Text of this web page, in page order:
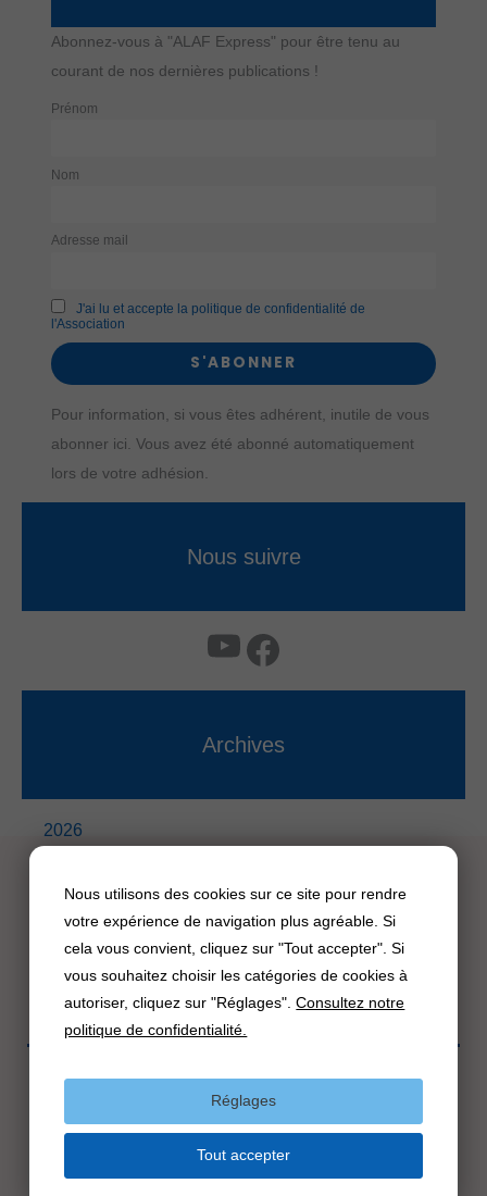
Abonnez-vous à "ALAF Express" pour être tenu au
courant de nos dernières publications !
Prénom
Nom
Adresse mail
J'ai lu et accepte la politique de confidentialité de
l'Association
Pour information, si vous êtes adhérent, inutile de vous
abonner ici. Vous avez été abonné automatiquement
lors de votre adhésion.
Nous suivre
YouTube Facebook
Archives
2026
2023
2022
2021
Politique de confidentialité
Facebook
Nous utilisons des cookies sur ce site pour rendre
votre expérience de navigation plus agréable. Si
cela vous convient, cliquez sur "Tout accepter". Si
vous souhaitez choisir les catégories de cookies à
autoriser, cliquez sur "Réglages".Consultez notre
politique de confidentialité.
Réglages
Tout accepter